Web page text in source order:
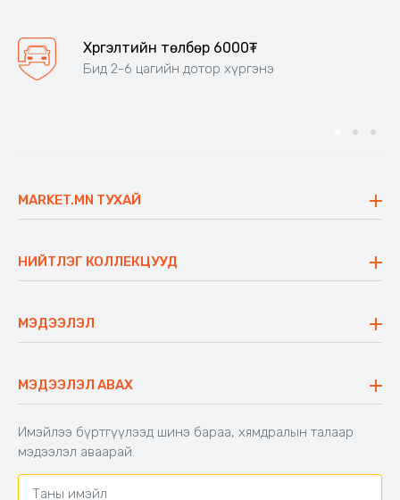
Хүргэлтийн төлбөр 6000₮
Бид 2-6 цагийн дотор хүргэнэ
MARKET.MN ТУХАЙ
Үнэт зүйлс
Ажлын байр
Блог
НИЙТЛЭГ КОЛЛЕКЦУУД
Сүүдрэвч
Аяны ширээ
Аяны түшлэгтэй сандал
МЭДЭЭЛЭЛ
Буцаалтын журам
Захиалга шалгах
Хамтран ажиллах
Холбоо барих
МЭДЭЭЛЭЛ АВАХ
Имэйлээ бүртгүүлээд шинэ бараа, хямдралын талаар
мэдээлэл аваарай.